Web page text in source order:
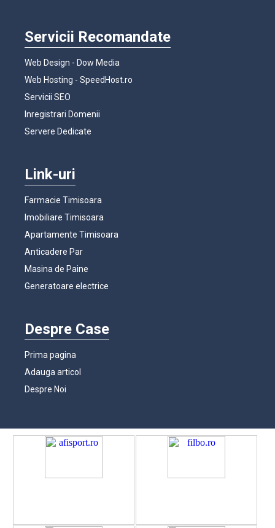
Servicii Recomandate
Web Design - Dow Media
Web Hosting - SpeedHost.ro
Servicii SEO
Inregistrari Domenii
Servere Dedicate
Link-uri
Farmacie Timisoara
Imobiliare Timisoara
Apartamente Timisoara
Anticadere Par
Masina de Paine
Generatoare electrice
Despre Case
Prima pagina
Adauga articol
Despre Noi